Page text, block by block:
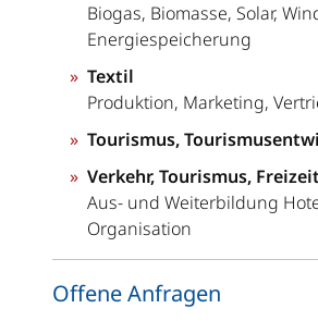
Biogas, Biomasse, Solar,
Energiespeicherung
Textil
Produktion, Marketing,
Tourismus,
Verkehr, Tourismus, Freizeit
Aus- und Weiterbildung
Organisation
Offene Anfragen